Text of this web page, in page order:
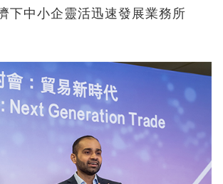
下中小企靈活迅速發展業務所